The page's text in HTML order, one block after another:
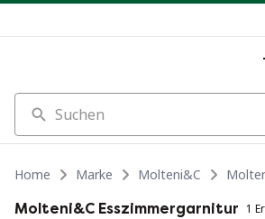
Suchen
Home Marke Molteni&C
Molteni&C Esszimmergarnitur 1